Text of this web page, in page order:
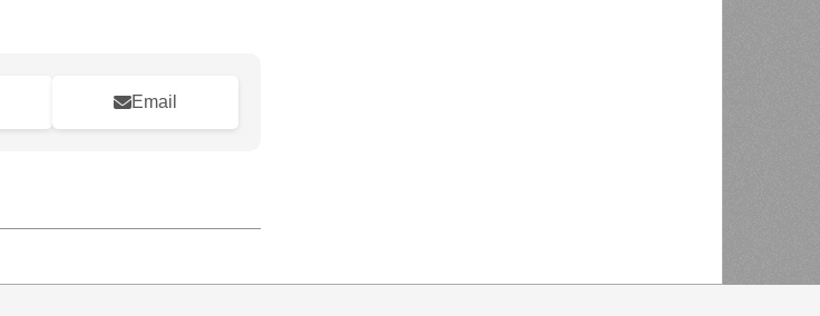
Email